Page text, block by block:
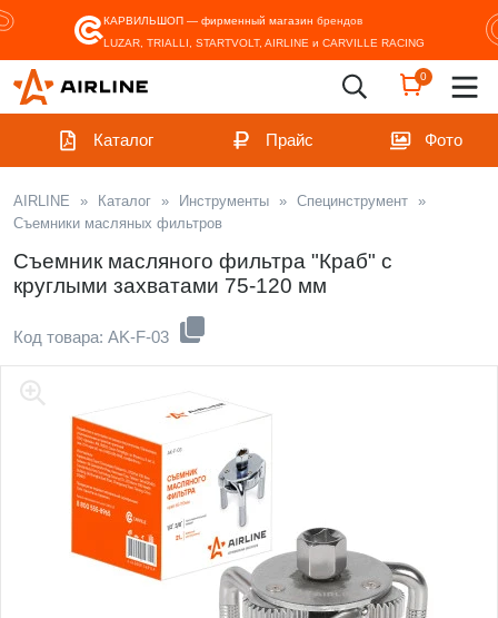
КАРВИЛЬШОП — фирменный магазин брендов
LUZAR, TRIALLI, STARTVOLT, AIRLINE и CARVILLE RACING
0
Каталог Прайс Фото
AIRLINE » Каталог » Инструменты » Специнструмент »
Съемники масляных фильтров
Съемник масляного фильтра "Краб" с
круглыми захватами 75-120 мм
Код товара: AK-F-03